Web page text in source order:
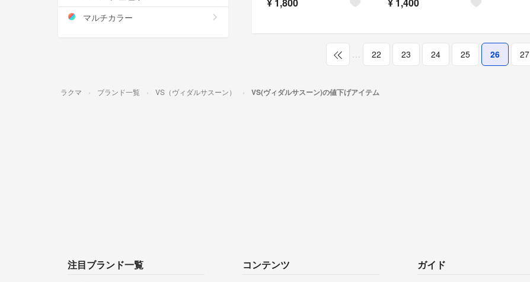
¥ 1,800 ¥ 1,400
22 23 24 25 26 27
マルチカラー
ラクマ ブランド一覧 VS（ヴィダルサスーン） VS(ヴィダルサスーン)の値下げアイテム
注目ブランド一覧 コンテンツ ガイド